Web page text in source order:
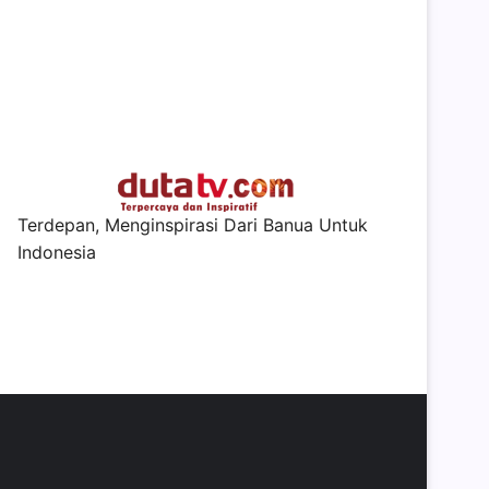
Terdepan, Menginspirasi Dari Banua Untuk
Indonesia